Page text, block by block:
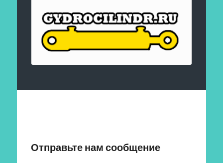
Отправьте нам сообщение